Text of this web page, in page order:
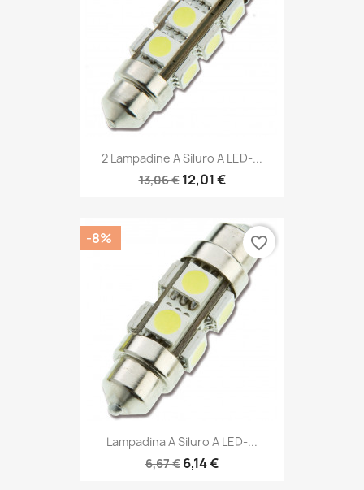
2 Lampadine A Siluro A LED-...
13,06 € 12,01 €
Lampadina A Siluro A LED-...
6,67 € 6,14 €
-8% favorite_border